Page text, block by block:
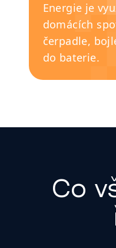
Energie je
domácích
čerpadle,
do baterie.
Co